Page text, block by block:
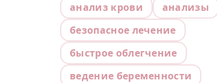
анализ крови
анализы
безопасное лечение
быстрое облегчение
ведение беременности